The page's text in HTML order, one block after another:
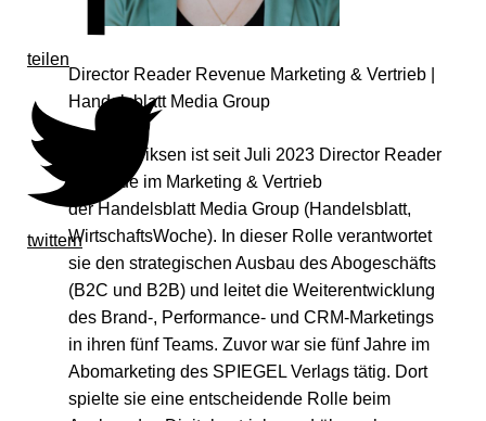
teilen
twittern
Director Reader Revenue Marketing & Vertrieb |
Handelsblatt Media Group
Sabine Eriksen ist seit Juli 2023 Director Reader
Revenue im Marketing & Vertrieb
der Handelsblatt Media Group (Handelsblatt,
WirtschaftsWoche). In dieser Rolle verantwortet
sie den strategischen Ausbau des Abogeschäfts
(B2C und B2B) und leitet die Weiterentwicklung
des Brand-, Performance- und CRM-Marketings
in ihren fünf Teams. Zuvor war sie fünf Jahre im
Abomarketing des SPIEGEL Verlags tätig. Dort
spielte sie eine entscheidende Rolle beim